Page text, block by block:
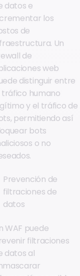
datos e
los
de
Un
de
web
distinguir entre
tráfico humano
y el tráfico de
permitiendo así
bots
o no
Prevención de
filtraciones de
datos
WAF puede
filtraciones
datos al